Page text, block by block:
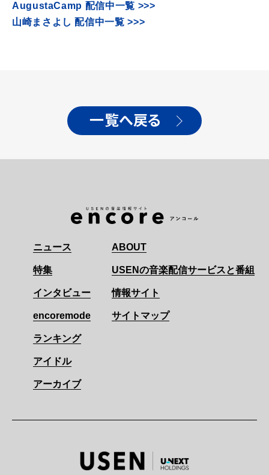
AugustaCamp 配信中一覧 >>>
山崎まさよし 配信中一覧 >>>
一覧へ戻る
ニュース
特集
インタビュー
encoremode
ランキング
アイドル
アーカイブ
ABOUT
USENの音楽配信サービスと番組
情報サイト
サイトマップ